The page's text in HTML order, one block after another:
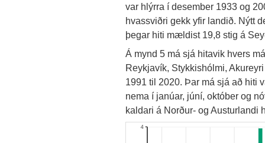
var hlýrra í desember 1933 og
hvassviðri gekk yfir landið. Nýtt
þegar hiti mældist 19,8 stig á
Á mynd 5 má sjá hitavik hvers
Reykjavík, Stykkishólmi,
1991 til 2020. Þar má sjá að hiti
nema í janúar, júní, október og
kaldari á Norður- og Austurlandi